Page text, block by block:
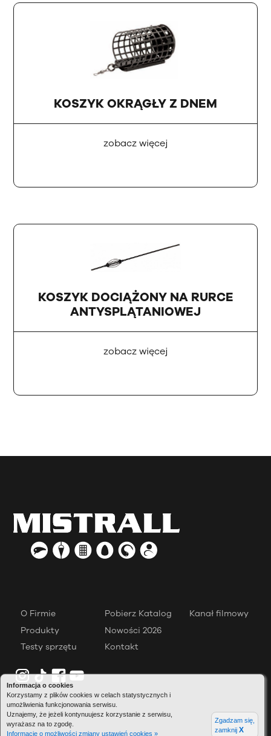
Informacja o cookies
Korzystamy z plików cookies w celach statystycznych i
umożliwienia funkcjonowania serwisu.
Uznajemy, że jeżeli kontynuujesz korzystanie z serwisu,
wyrażasz na to zgodę.
Informacje o możliwości zmiany ustawień cookies »
Zgadzam się,
zamknij X
KOSZYK OKRĄGŁY Z DNEM
zobacz więcej
KOSZYK DOCIĄŻONY NA RURCE
ANTYSPLĄTANIOWEJ
zobacz więcej
O Firmie
Produkty
Testy sprzętu
Pobierz Katalog
Nowości 2026
Kontakt
Kanał filmowy